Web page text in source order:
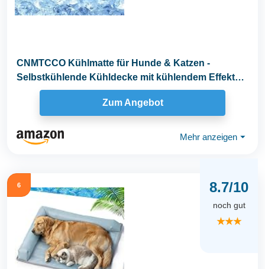
CNMTCCO Kühlmatte für Hunde & Katzen -
Selbstkühlende Kühldecke mit kühlendem Effekt
Zum Angebot
Mehr anzeigen ⏷
6 8.7/10
noch gut
★★★